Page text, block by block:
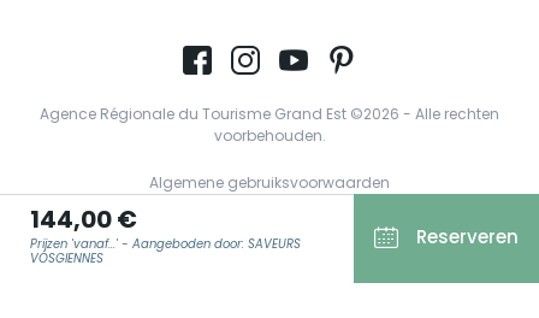
144,00 €
Prijzen 'vanaf...' - Aangeboden door: SAVEURS
VOSGIENNES
Reserveren
Agence Régionale du Tourisme Grand Est ©2026 - Alle rechten
voorbehouden.
Algemene gebruiksvoorwaarden